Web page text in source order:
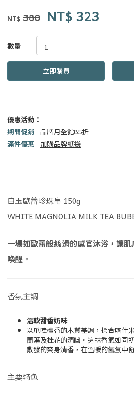
Y0177
lit-
tê-
NT$380 NT$ 323
GOODS000000000000002094186
數量
立即購買
優惠活動：
期間促銷 品牌月全館85折
滿件優惠 加購品牌紙袋
白玉歐蕾珍珠皂 150g
WHITE MAGNOLIA MILK TEA
一場如歐蕾般絲滑的感官沐浴，讓
喚醒。
香氛主調
溫軟甜香奶味
以爪哇檀香的木質基調，揉合喀什
蘭葉及桂花的清幽。這抹香氣如同
散發的爽身清香，在溫暖的氤氳中
主要特色